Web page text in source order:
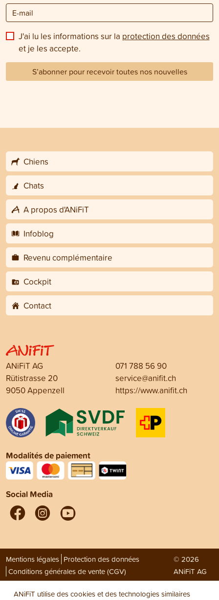
J'ai lu les informations sur la protection des données
et je les accepte.
S’abonner pour recevoir toutes nos nouvelles
Chiens
Chats
A propos d'ANiFiT
Infoblog
Revenu complémentaire
Cockpit
Contact
ANiFiT AG
Rütistrasse 20
9050 Appenzell
071 788 56 90
service@anifit.ch
https://www.anifit.ch
Modalités de paiement
Social Media
Mentions légales Protection des données
Conditions générales de vente (CGV)
© 2026
ANiFiT AG
ANiFiT utilise des cookies et des technologies similaires